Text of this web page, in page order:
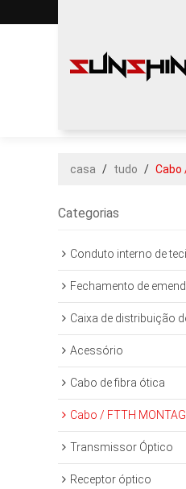
casa / tudo / Cabo
Categorias
Conduto interno de
Fechamento de
Caixa de distribuição
Acessório
Cabo de fibra ótica
Cabo / FTTH
Transmissor Óptico
Receptor óptico